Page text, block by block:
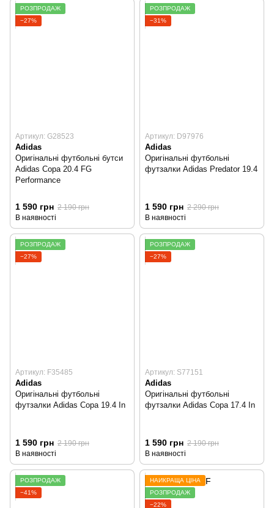
РОЗПРОДАЖ
−27%
Артикул: G28523
Adidas
Оригінальні футбольні бутси
Adidas Copa 20.4 FG
Performance
1 590 грн 2 190 грн
В наявності
РОЗПРОДАЖ
−31%
Артикул: D97976
Adidas
Оригінальні футбольні
футзалки Adidas Predator 19.4
1 590 грн 2 290 грн
В наявності
РОЗПРОДАЖ
−27%
Артикул: F35485
Adidas
Оригінальні футбольні
футзалки Adidas Copa 19.4 In
1 590 грн 2 190 грн
В наявності
РОЗПРОДАЖ
−27%
Артикул: S77151
Adidas
Оригінальні футбольні
футзалки Adidas Copa 17.4 In
1 590 грн 2 190 грн
В наявності
РОЗПРОДАЖ
−41%
НАЙКРАЩА ЦІНА
РОЗПРОДАЖ
−22%